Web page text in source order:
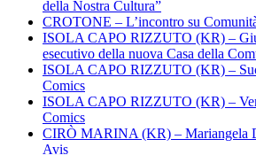
della Nostra Cultura”
CROTONE – L’incontro su
ISOLA CAPO RIZZUTO (KR) –
esecutivo della nuova Casa della
ISOLA CAPO RIZZUTO (KR) –
Comics
ISOLA CAPO RIZZUTO (KR) –
Comics
CIRÒ MARINA (KR) – Mariangela
Avis